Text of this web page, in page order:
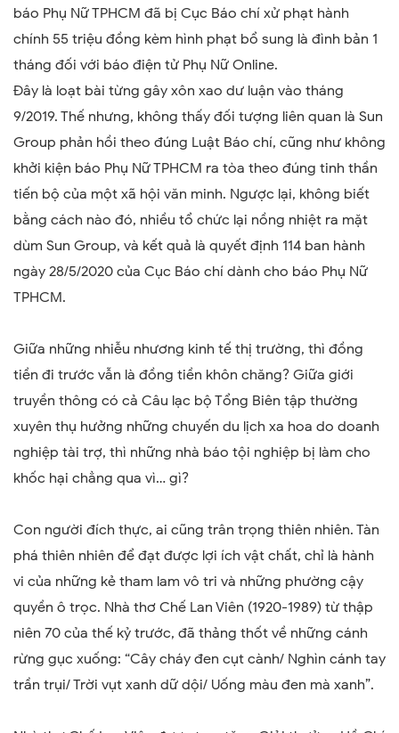
báo Phụ Nữ TPHCM đã bị Cục Báo chí xử phạt hành
chính 55 triệu đồng kèm hình phạt bổ sung là đình bản 1
tháng đối với báo điện tử Phụ Nữ Online.
Đây là loạt bài từng gây xôn xao dư luận vào tháng
9/2019. Thế nhưng, không thấy đối tượng liên quan là Sun
Group phản hồi theo đúng Luật Báo chí, cũng như không
khởi kiện báo Phụ Nữ TPHCM ra tòa theo đúng tinh thần
tiến bộ của một xã hội văn minh. Ngược lại, không biết
bằng cách nào đó, nhiều tổ chức lại nồng nhiệt ra mặt
dùm Sun Group, và kết quả là quyết định 114 ban hành
ngày 28/5/2020 của Cục Báo chí dành cho báo Phụ Nữ
TPHCM.
Giữa những nhiễu nhương kinh tế thị trường, thì đồng
tiền đi trước vẫn là đồng tiền khôn chăng? Giữa giới
truyền thông có cả Câu lạc bộ Tổng Biên tập thường
xuyên thụ hưởng những chuyến du lịch xa hoa do doanh
nghiệp tài trợ, thì những nhà báo tội nghiệp bị làm cho
khốc hại chẳng qua vì… gì?
Con người đích thực, ai cũng trân trọng thiên nhiên. Tàn
phá thiên nhiên để đạt được lợi ích vật chất, chỉ là hành
vi của những kẻ tham lam vô tri và những phường cậy
quyền ô trọc. Nhà thơ Chế Lan Viên (1920-1989) từ thập
niên 70 của thế kỷ trước, đã thảng thốt về những cánh
rừng gục xuống: “Cây cháy đen cụt cành/ Nghìn cánh tay
trần trụi/ Trời vụt xanh dữ dội/ Uống màu đen mà xanh”.